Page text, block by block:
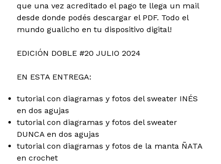
que una vez acreditado el pago te llega un mail
desde donde podés descargar el PDF. Todo el
mundo gualicho en tu dispositivo digital!
EDICIÓN DOBLE #20 JULIO 2024
EN ESTA ENTREGA:
tutorial con diagramas y fotos del sweater INÉS
en dos agujas
tutorial con diagramas y fotos del sweater
DUNCA en dos agujas
tutorial con diagramas y fotos de la manta ÑATA
en crochet